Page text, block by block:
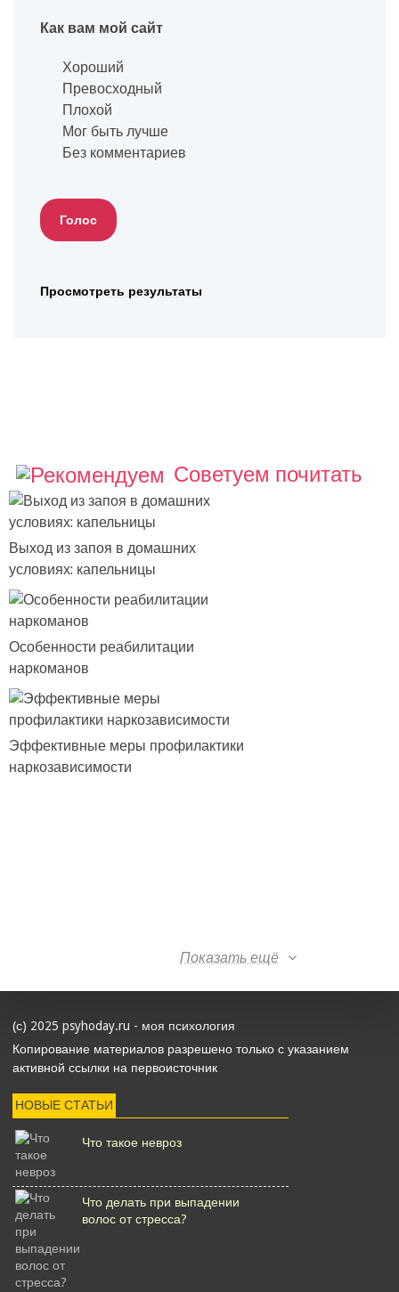
Как вам мой сайт
Хороший
Превосходный
Плохой
Мог быть лучше
Без комментариев
Просмотреть результаты
Советуем почитать
Выход из запоя в домашних
условиях: капельницы
Особенности реабилитации
наркоманов
Эффективные меры профилактики
наркозависимости
Показать ещё
(с) 2025 psyhoday.ru - моя психология
Копирование материалов разрешено только с указанием
активной ссылки на первоисточник
НОВЫЕ СТАТЬИ
Что такое невроз
Что делать при выпадении
волос от стресса?